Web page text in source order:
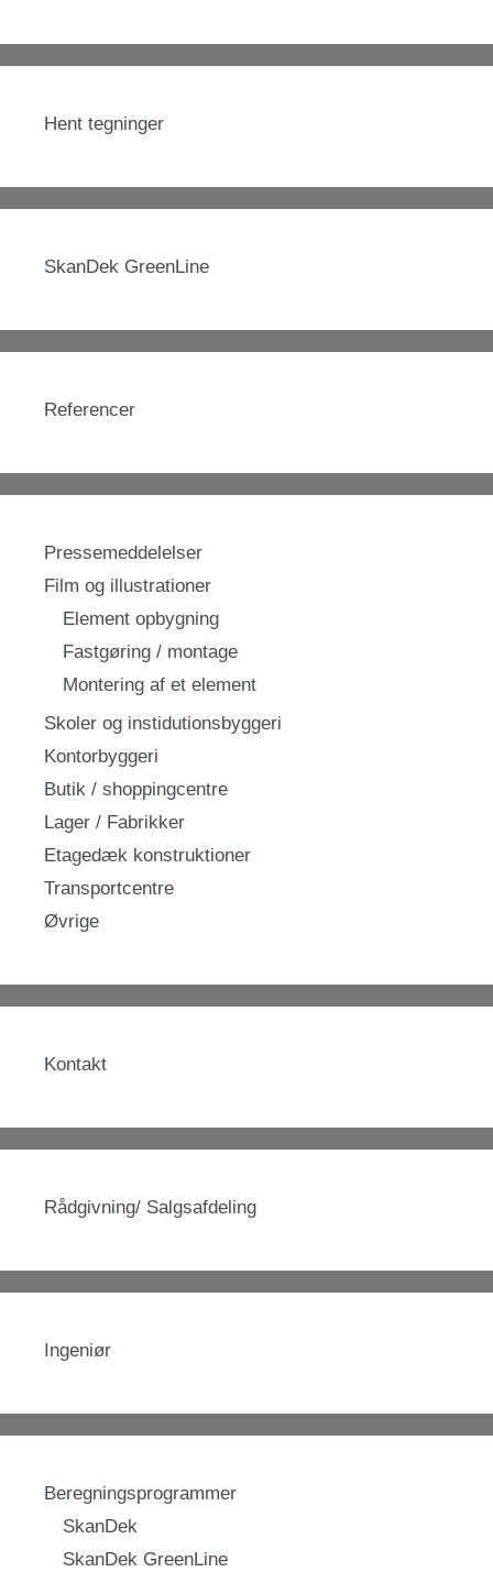
Hent tegninger
SkanDek GreenLine
Referencer
Pressemeddelelser
Film og illustrationer
Element opbygning
Fastgøring / montage
Montering af et element
Skoler og instidutionsbyggeri
Kontorbyggeri
Butik / shoppingcentre
Lager / Fabrikker
Etagedæk konstruktioner
Transportcentre
Øvrige
Kontakt
Rådgivning/ Salgsafdeling
Ingeniør
Beregningsprogrammer
SkanDek
SkanDek GreenLine